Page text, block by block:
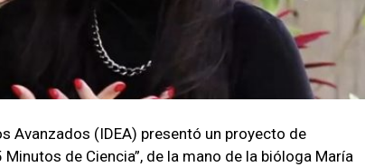
Avanzados (IDEA) presentó un proyecto de
de Ciencia”, de la mano de la bióloga María